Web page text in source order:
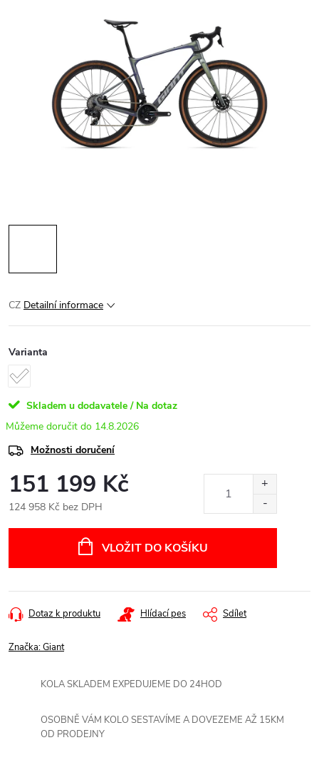
CZ Detailní informace
Varianta
Skladem u dodavatele / Na dotaz
14.8.2026
Možnosti doručení
151 199 Kč
124 958 Kč bez DPH
VLOŽIT DO KOŠÍKU
Dotaz k produktu Hlídací pes Sdílet
Značka:Giant
KOLA SKLADEM EXPEDUJEME DO 24HOD
OSOBNĚ VÁM KOLO SESTAVÍME A DOVEZEME AŽ 15KM
OD PRODEJNY